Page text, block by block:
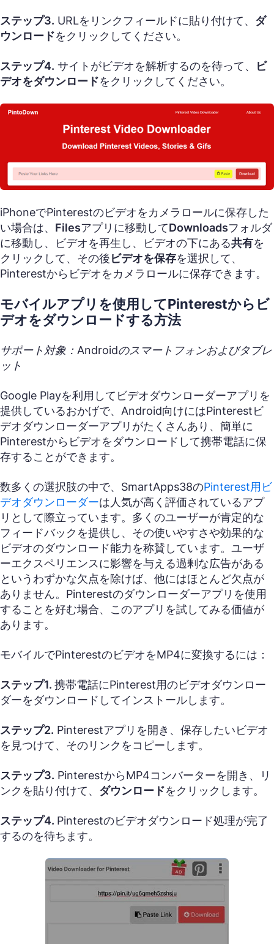
ステップ3. URLをリンクフィールドに貼り付けて、 ダ
ウンロードをクリックしてください。
ステップ4. サイトがビデオを解析するのを待って、
ビ
デオをダウンロードをクリックしてください。
iPhoneでPinterestのビデオをカメラロールに保存した
い場合は、 Filesアプリに移動してDownloadsフォルダ
に移動し、ビデオを再生し、ビデオの下にある共有を
クリックして、その後ビデオを保存を選択して、
Pinterestからビデオをカメラロールに保存できます。
モバイルアプリを使用してPinterestからビ
デオをダウンロードする方法
サポート対象：Androidのスマートフォンおよびタブレ
ット
Google Playを利用してビデオダウンローダーアプリを
提供しているおかげで、Android向けにはPinterestビ
デオダウンローダーアプリがたくさんあり、簡単に
Pinterestからビデオをダウンロードして携帯電話に保
存することができます。
数多くの選択肢の中で、SmartApps38のPinterest用ビ
デオダウンローダーは人気が高く評価されているアプ
リとして際立っています。多くのユーザーが肯定的な
フィードバックを提供し、その使いやすさや効果的な
ビデオのダウンロード能力を称賛しています。ユーザ
ーエクスペリエンスに影響を与える過剰な広告がある
というわずかな欠点を除けば、他にはほとんど欠点が
ありません。Pinterestのダウンローダーアプリを使用
することを好む場合、このアプリを試してみる価値が
あります。
モバイルでPinterestのビデオをMP4に変換するには：
ステップ1. 携帯電話にPinterest用のビデオダウンロー
ダーをダウンロードしてインストールします。
ステップ2. Pinterestアプリを開き、保存したいビデオ
を見つけて、そのリンクをコピーします。
ステップ3. PinterestからMP4コンバーターを開き、リ
ンクを貼り付けて、 ダウンロードをクリックします。
ステップ4. Pinterestのビデオダウンロード処理が完了
するのを待ちます。